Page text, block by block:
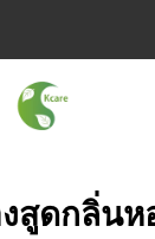
สูดกลิ่นห